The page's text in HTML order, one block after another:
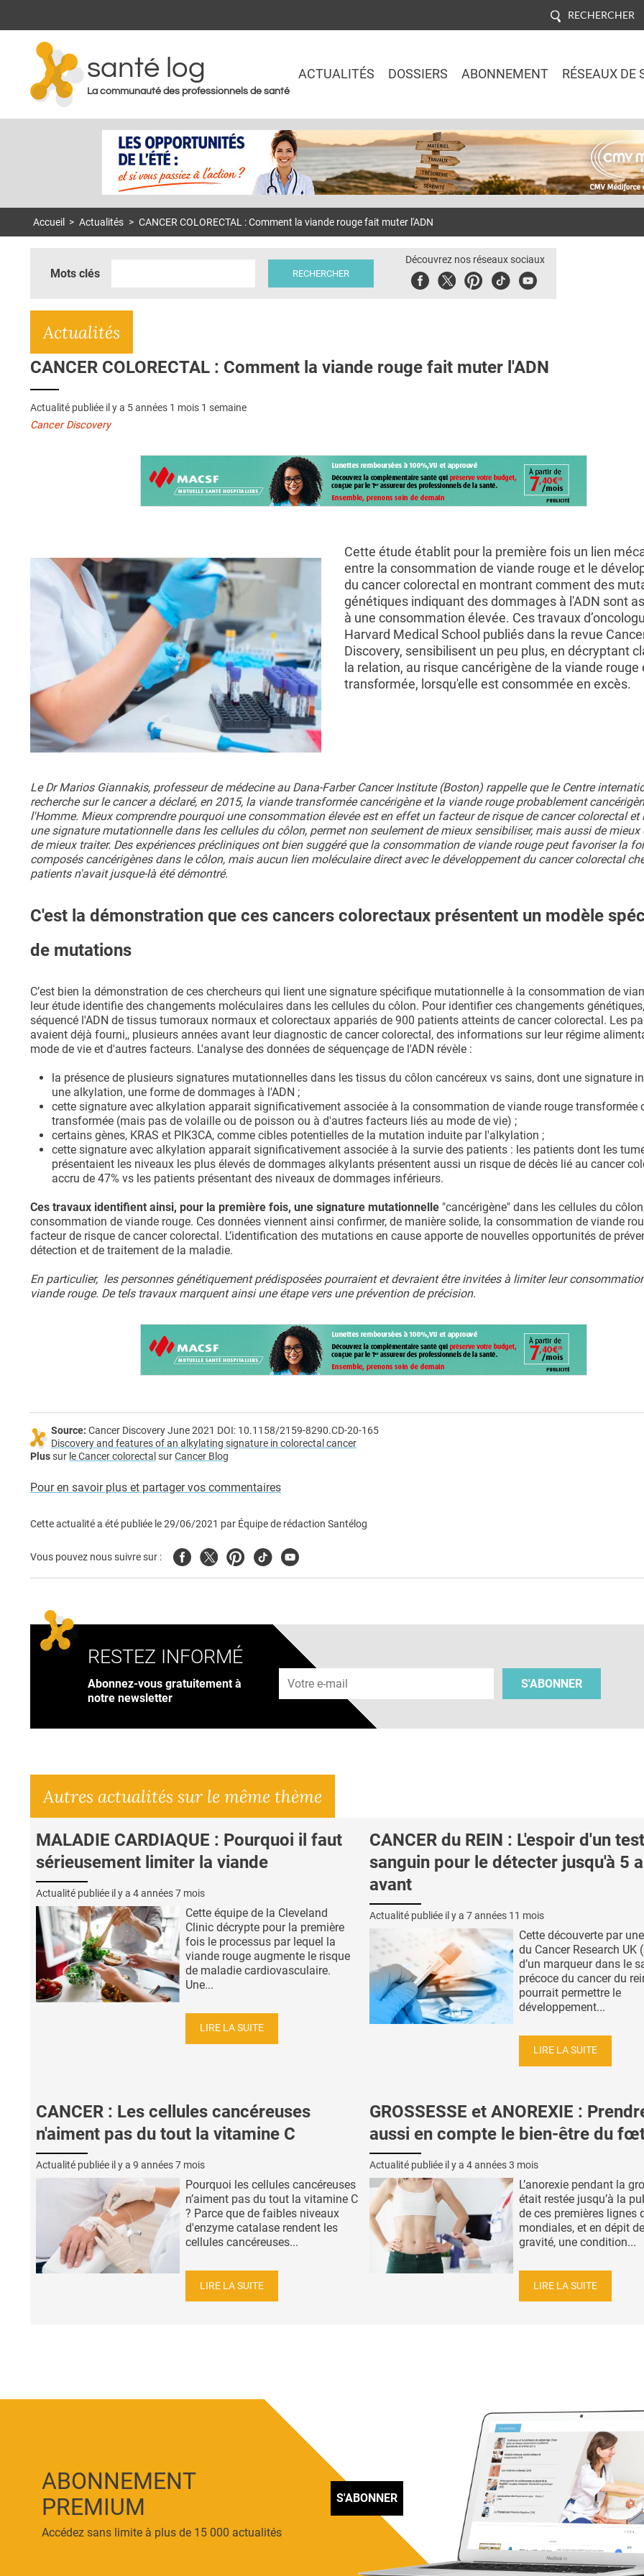
RECHERCHER
santé log
La communauté des professionnels de santé
ACTUALITÉS DOSSIERS ABONNEMENT RÉSEAUX DE
Accueil > Actualités > CANCER COLORECTAL : Comment la viande rouge fait muter l'ADN
Mots clés
Découvrez nos réseaux sociaux
FacebookTwitterPinterest
TiktokYoubute
Actualités
CANCER COLORECTAL : Comment la viande rouge fait muter l'ADN
Actualité publiée il y a 5 années 1 mois 1 semaine
Cancer Discovery
Cette étude établit pour la première fois un lien
entre la consommation de viande rouge et le
du cancer colorectal en montrant comment des
génétiques indiquant des dommages à l'ADN sont
à une consommation élevée. Ces travaux
Harvard Medical School publiés dans la revue
Discovery, sensibilisent un peu plus, en décryptant
la relation, au risque cancérigène de la viande rouge
transformée, lorsqu'elle est consommée en excès.
Le Dr Marios Giannakis, professeur de médecine au Dana-Farber Cancer Institute (Boston) rappelle que le Centre
recherche sur le cancer a déclaré, en 2015, la viande transformée cancérigène et la viande rouge probablement
l'Homme. Mieux comprendre pourquoi une consommation élevée est en effet un facteur de risque de cancer colorectal et
une signature mutationnelle dans les cellules du côlon, permet non seulement de mieux sensibiliser, mais aussi de mieux
de mieux traiter. Des expériences précliniques ont bien suggéré que la consommation de viande rouge peut favoriser la
composés cancérigènes dans le côlon, mais aucun lien moléculaire direct avec le développement du cancer colorectal
patients n'avait jusque-là été démontré.
C'est la démonstration que ces cancers colorectaux présentent un modèle
de mutations
C’est bien la démonstration de ces chercheurs qui lient une signature spécifique mutationnelle à la consommation de
leur étude identifie des changements moléculaires dans les cellules du côlon. Pour identifier ces changements génétiques,
séquencé l'ADN de tissus tumoraux normaux et colorectaux appariés de 900 patients atteints de cancer colorectal. Les
avaient déjà fourni,, plusieurs années avant leur diagnostic de cancer colorectal, des informations sur leur régime
mode de vie et d'autres facteurs. L'analyse des données de séquençage de l'ADN révèle :
la présence de plusieurs signatures mutationnelles dans les tissus du côlon cancéreux vs sains, dont une signature
une alkylation, une forme de dommages à l'ADN ;
cette signature avec alkylation apparait significativement associée à la consommation de viande rouge transformée
transformée (mais pas de volaille ou de poisson ou à d'autres facteurs liés au mode de vie) ;
certains gènes, KRAS et PIK3CA, comme cibles potentielles de la mutation induite par l'alkylation ;
cette signature avec alkylation apparait significativement associée à la survie des patients : les patients dont les
présentaient les niveaux les plus élevés de dommages alkylants présentent aussi un risque de décès lié au cancer
accru de 47% vs les patients présentant des niveaux de dommages inférieurs.
Ces travaux identifient ainsi, pour la première fois, une signature mutationnelle "cancérigène" dans les cellules du
consommation de viande rouge. Ces données viennent ainsi confirmer, de manière solide, la consommation de viande
facteur de risque de cancer colorectal. L’identification des mutations en cause apporte de nouvelles opportunités de
détection et de traitement de la maladie.
En particulier, les personnes génétiquement prédisposées pourraient et devraient être invitées à limiter leur
viande rouge. De tels travaux marquent ainsi une étape vers une prévention de précision.
Source: Cancer Discovery June 2021 DOI: 10.1158/2159-8290.CD-20-165
Discovery and features of an alkylating signature in colorectal cancer
Plussur le Cancer colorectal surCancer Blog
Pour en savoir plus et partager vos commentaires
Cette actualité a été publiée le29/06/2021 par Équipe de rédaction Santélog
Vous pouvez nous suivre sur : FacebookTwitterPinterest
TiktokYoutube
RESTEZ INFORMÉ
Abonnez-vous gratuitement à
notre newsletter
Adresse e-mail
S'ABONNER
Autres actualités sur le même thème
MALADIE CARDIAQUE : Pourquoi il faut
sérieusement limiter la viande
Actualité publiée il y a 4 années 7 mois
Cette équipe de la Cleveland
Clinic décrypte pour la première
fois le processus par lequel la
viande rouge augmente le risque
de maladie cardiovasculaire.
Une...
LIRE LA SUITE
CANCER du REIN : L'espoir d'un test
sanguin pour le détecter jusqu'à 5
avant
Actualité publiée il y a 7 années 11 mois
Cette découverte par
du Cancer Research UK
d’un marqueur dans le
précoce du cancer du
pourrait permettre le
développement...
LIRE LA SUITE
CANCER : Les cellules cancéreuses
n'aiment pas du tout la vitamine C
Actualité publiée il y a 9 années 7 mois
Pourquoi les cellules cancéreuses
n’aiment pas du tout la vitamine C
? Parce que de faibles niveaux
d'enzyme catalase rendent les
cellules cancéreuses...
LIRE LA SUITE
GROSSESSE et ANOREXIE :
aussi en compte le bien-être du
Actualité publiée il y a 4 années 3 mois
L’anorexie pendant la
était restée jusqu’à la
de ces premières lignes
mondiales, et en dépit
gravité, une condition...
LIRE LA SUITE
ABONNEMENT
PREMIUM
Accédez sans limite à plus de 15 000 actualités
S'ABONNER